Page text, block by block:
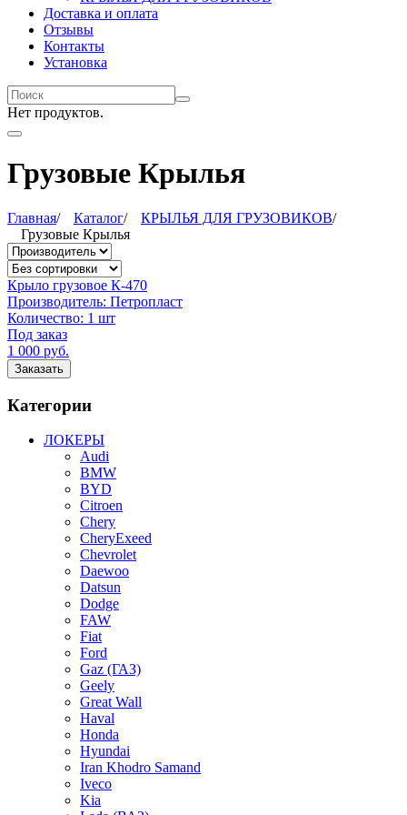
Доставка и оплата
Отзывы
Контакты
Установка
Нет продуктов.
Грузовые Крылья
Главная/ Каталог/ КРЫЛЬЯ ДЛЯ ГРУЗОВИКОВ/
Грузовые Крылья
Крыло грузовое К-470
Производитель: Петропласт
Количество: 1 шт
Под заказ
1 000 руб.
Заказать
Категории
ЛОКЕРЫ
Audi
BMW
BYD
Citroen
Chery
CheryExeed
Chevrolet
Daewoo
Datsun
Dodge
FAW
Fiat
Ford
Gaz (ГАЗ)
Geely
Great Wall
Haval
Honda
Hyundai
Iran Khodro Samand
Iveco
Kia